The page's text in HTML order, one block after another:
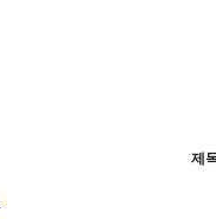
제